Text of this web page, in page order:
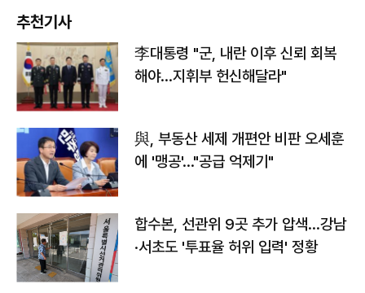
추천기사
李대통령 "군, 내란 이후 신뢰 회복
해야…지휘부 헌신해달라"
與, 부동산 세제 개편안 비판 오세훈
에 '맹공'…"공급 억제기"
합수본, 선관위 9곳 추가 압색…강남
·서초도 '투표율 허위 입력' 정황